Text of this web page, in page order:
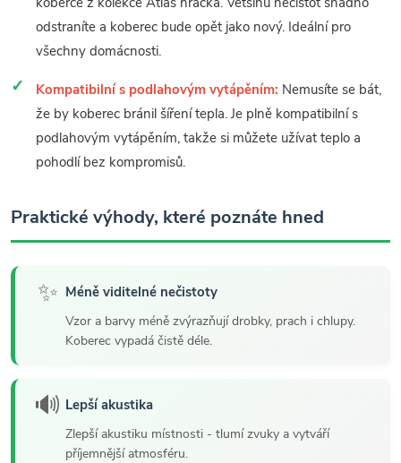
odstraníte a koberec bude opět jako nový. Ideální pro
všechny domácnosti.
Kompatibilní s podlahovým vytápěním: Nemusíte se bát,
že by koberec bránil šíření tepla. Je plně kompatibilní s
podlahovým vytápěním, takže si můžete užívat teplo a
pohodlí bez kompromisů.
Praktické výhody, které poznáte hned
✨ Méně viditelné nečistoty
Vzor a barvy méně zvýrazňují drobky, prach i chlupy.
Koberec vypadá čistě déle.
🔊 Lepší akustika
Zlepší akustiku místnosti - tlumí zvuky a vytváří
příjemnější atmosféru.